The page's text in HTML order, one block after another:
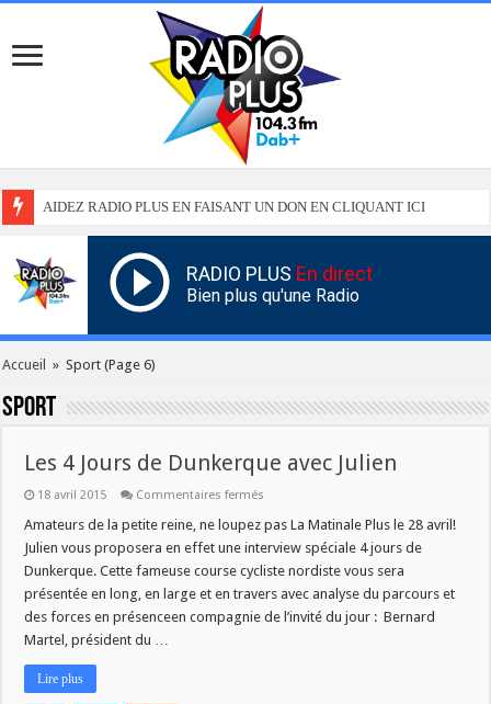
AIDEZ RADIO PLUS EN FAISANT UN DON EN CLIQUANT ICI
RADIO PLUS En direct
Bien plus qu'une Radio
Accueil » Sport (Page 6)
Sport
Les 4 Jours de Dunkerque avec Julien
18 avril 2015 Commentaires fermés
4
Jours
de
Dunkerque
avec
Julien
Amateurs de la petite reine, ne loupez pas La Matinale Plus le 28 avril!
Julien vous proposera en effet une interview spéciale 4 jours de
Dunkerque. Cette fameuse course cycliste nordiste vous sera
présentée en long, en large et en travers avec analyse du parcours et
des forces en présenceen compagnie de l’invité du jour : Bernard
Martel, président du …
Lire plus